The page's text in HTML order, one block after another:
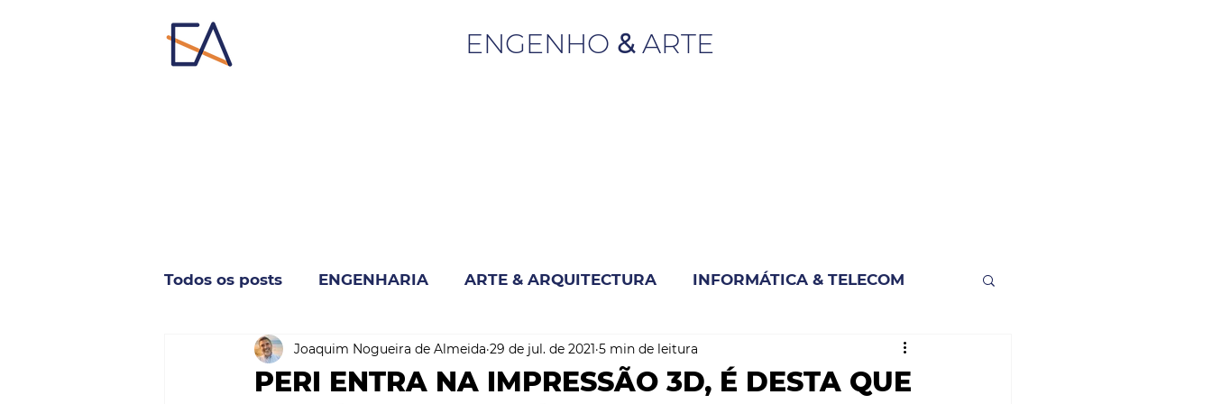
ENGENHO &ARTE
Todos os posts ENGENHARIA ARTE & ARQUITECTURA INFORMÁTICA & TELECOM
INDUSTRIA & NEGÓCIO INOVAÇÃO & SUSTENTABILIDADE
PERI ENTRA NA IMPRESSÃO 3D, É DESTA QUE
Joaquim Nogueira de Almeida 29 de jul. de 2021 5 min de leitura